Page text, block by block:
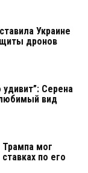
Украине
дронов
Серена
вид
Трампа мог
по его